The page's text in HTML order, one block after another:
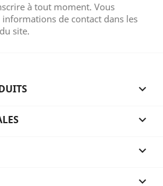
à tout moment. Vous
de contact dans les
site.



